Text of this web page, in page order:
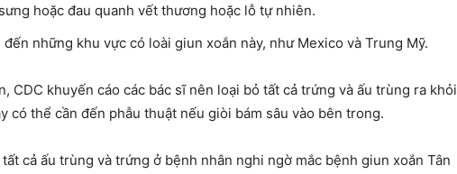
hoặc đau quanh vết thương hoặc lỗ tự nhiên.
những khu vực có loài giun xoắn này, như Mexico và Trung Mỹ.
CDC khuyến cáo các bác sĩ nên loại bỏ tất cả trứng và ấu trùng ra khỏi
có thể cần đến phẫu thuật nếu giòi bám sâu vào bên trong.
cả ấu trùng và trứng ở bệnh nhân nghi ngờ mắc bệnh giun xoắn Tân